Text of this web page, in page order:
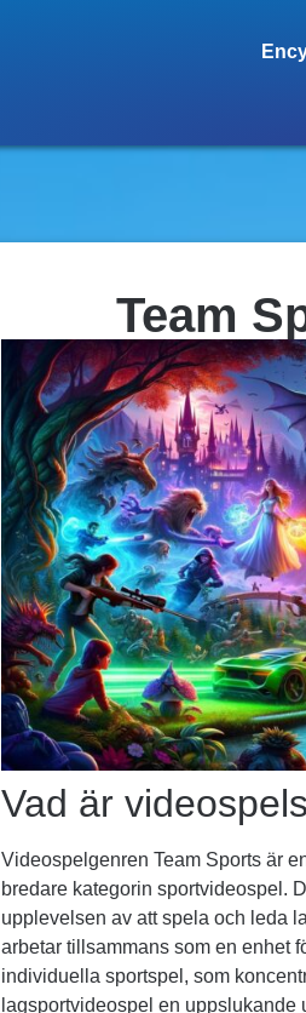
Team
Vad är
Videospelgenren Team Sports är
bredare kategorin sportvideospel.
upplevelsen av att spela och leda
arbetar tillsammans som en enhet
individuella sportspel, som
lagsportvideospel en